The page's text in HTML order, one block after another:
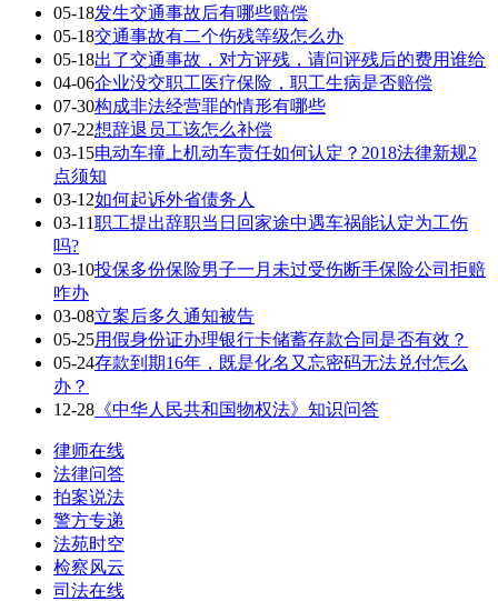
05-18发生交通事故后有哪些赔偿
05-18交通事故有二个伤残等级怎么办
05-18出了交通事故，对方评残，请问评残后的费用谁给
04-06企业没交职工医疗保险，职工生病是否赔偿
07-30构成非法经营罪的情形有哪些
07-22想辞退员工该怎么补偿
03-15电动车撞上机动车责任如何认定？2018法律新规2
点须知
03-12如何起诉外省债务人
03-11职工提出辞职当日回家途中遇车祸能认定为工伤
吗?
03-10投保多份保险男子一月未过受伤断手保险公司拒赔
咋办
03-08立案后多久通知被告
05-25用假身份证办理银行卡储蓄存款合同是否有效？
05-24存款到期16年，既是化名又忘密码无法兑付怎么
办？
12-28 《中华人民共和国物权法》知识问答
律师在线
法律问答
拍案说法
警方专递
法苑时空
检察风云
司法在线